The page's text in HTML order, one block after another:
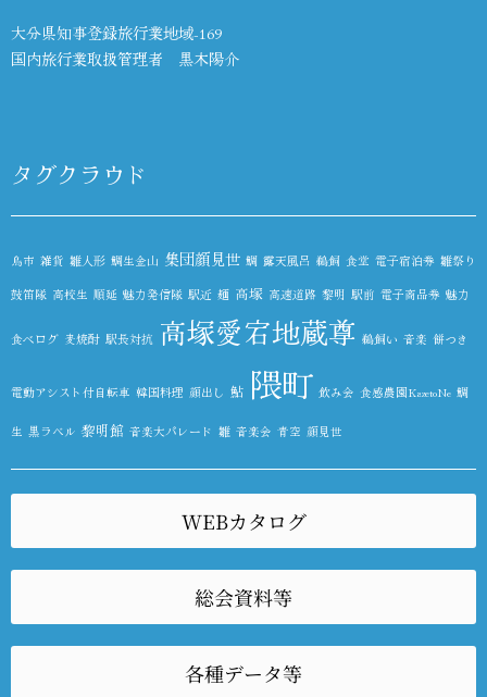
大分県知事登録旅行業地域-169
国内旅行業取扱管理者 黒木陽介
タグクラウド
鳥市 雑貨 雛人形 鯛生金山 集団顔見世 鯛 露天風呂 鵜飼 食堂 電子宿泊券 雛祭り
鼓笛隊 高校生 順延 魅力発信隊 駅近 麺 高塚 高速道路 黎明 駅前 電子商品券 魅力
食べログ 麦焼酎 駅長対抗 高塚愛宕地蔵尊 鵜飼い 音楽 餅つき
電動アシスト付自転車 韓国料理 顔出し 鮎 隈町 飲み会 食感農園KazetoNe 鯛
生 黒ラベル 黎明館 音楽大パレード 雛 音楽会 青空 顔見世
WEBカタログ
総会資料等
各種データ等